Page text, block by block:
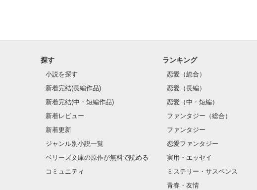
探す
小説を探す
新着完結(長編作品)
新着完結(中・短編作品)
新着レビュー
新着更新
ジャンル別小説一覧
ベリーズ文庫の原作が無料で読める
コミュニティ
ランキング
恋愛（総合）
恋愛（長編）
恋愛（中・短編）
ファンタジー（総合）
ファンタジー
恋愛ファンタジー
実用・エッセイ
ミステリー・サスペンス
青春・友情